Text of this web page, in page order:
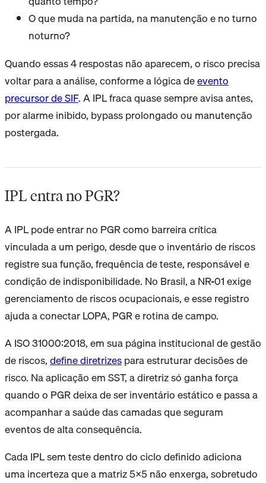
O que muda na partida, na manutenção e no turno
noturno?
Quando essas 4 respostas não aparecem, o risco precisa
voltar para a análise, conforme a lógica deevento
precursor de SIF. A IPL fraca quase sempre avisa antes,
por alarme inibido, bypass prolongado ou manutenção
postergada.
IPL entra no PGR?
A IPL pode entrar no PGR como barreira crítica
vinculada a um perigo, desde que o inventário de riscos
registre sua função, frequência de teste, responsável e
condição de indisponibilidade. No Brasil, a NR-01 exige
gerenciamento de riscos ocupacionais, e esse registro
ajuda a conectar LOPA, PGR e rotina de campo.
A ISO 31000:2018, em sua página institucional de gestão
de riscos,define diretrizespara estruturar decisões de
risco. Na aplicação em SST, a diretriz só ganha força
quando o PGR deixa de ser inventário estático e passa a
acompanhar a saúde das camadas que seguram
eventos de alta consequência.
Cada IPL sem teste dentro do ciclo definido adiciona
uma incerteza que a matriz 5x5 não enxerga, sobretudo